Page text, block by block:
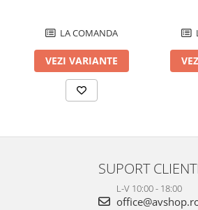
LA COMANDA
VEZI VARIANTE
SUPORT CLIENTI
L-V 10:00 - 18:00